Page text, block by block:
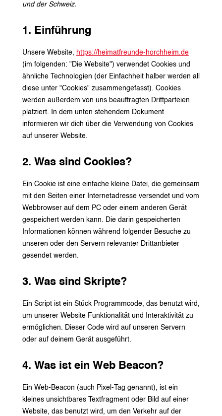
und der Schweiz.
1. Einführung
Unsere Website, https://heimatfreunde-horchheim.de
(im folgenden: "Die Website") verwendet Cookies und
ähnliche Technologien (der Einfachheit halber werden all
diese unter "Cookies" zusammengefasst). Cookies
werden außerdem von uns beauftragten Drittparteien
platziert. In dem unten stehendem Dokument
informieren wir dich über die Verwendung von Cookies
auf unserer Website.
2. Was sind Cookies?
Ein Cookie ist eine einfache kleine Datei, die gemeinsam
mit den Seiten einer Internetadresse versendet und vom
Webbrowser auf dem PC oder einem anderen Gerät
gespeichert werden kann. Die darin gespeicherten
Informationen können während folgender Besuche zu
unseren oder den Servern relevanter Drittanbieter
gesendet werden.
3. Was sind Skripte?
Ein Script ist ein Stück Programmcode, das benutzt wird,
um unserer Website Funktionalität und Interaktivität zu
ermöglichen. Dieser Code wird auf unseren Servern
oder auf deinem Gerät ausgeführt.
4. Was ist ein Web Beacon?
Ein Web-Beacon (auch Pixel-Tag genannt), ist ein
kleines unsichtbares Textfragment oder Bild auf einer
Website, das benutzt wird, um den Verkehr auf der